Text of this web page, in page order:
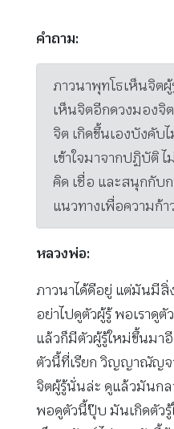
คำถาม:
ภาวนาพุทโธเห็นจิต
เห็นจิตอีกดวงมองจิ
จิต เกิดขึ้นเองบังคับไ
เข้าใจมาจากปฏิบัติ
คิด เชื่อ และสนุกกับ
แนวทางเพื่อความก้
หลวงพ่อ:
ภาวนาได้ดีอยู่ แต่มันมี
อย่าไปดูตัวผู้รู้ พอเราดู
แล้วก็มีตัวผู้รู้ใหม่ขึ้นมา
ตัวนี้ที่เรียก วิญญาณัญ
จิตผู้รู้นั่นล่ะ ดูแล้วมันก
พอดูตัวนี้ปุ๊บ มันเกิดตัว